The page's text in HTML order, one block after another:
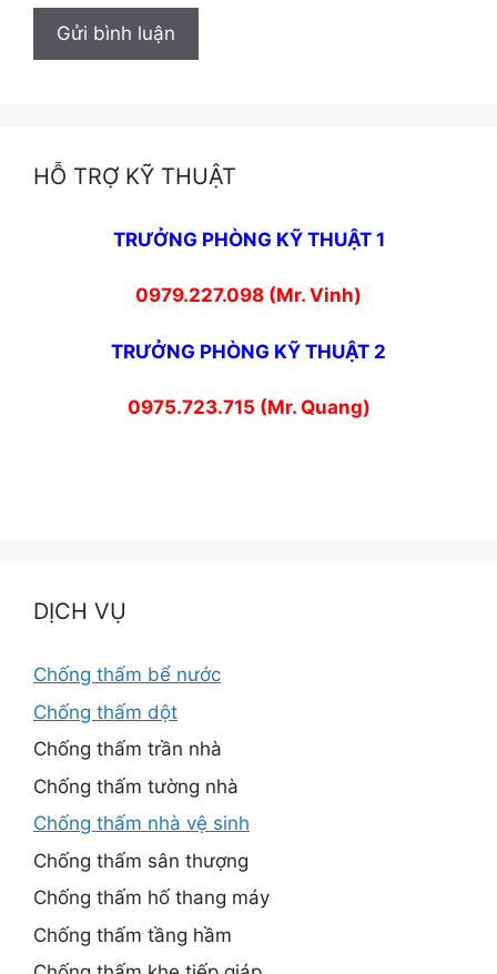
HỖ TRỢ KỸ THUẬT
TRƯỞNG PHÒNG KỸ THUẬT 1
0979.227.098 (Mr. Vinh)
TRƯỞNG PHÒNG KỸ THUẬT 2
0975.723.715 (Mr. Quang)
DỊCH VỤ
Chống thấm bể nước
Chống thấm dột
Chống thấm trần nhà
Chống thấm tường nhà
Chống thấm nhà vệ sinh
Chống thấm sân thượng
Chống thấm hố thang máy
Chống thấm tầng hầm